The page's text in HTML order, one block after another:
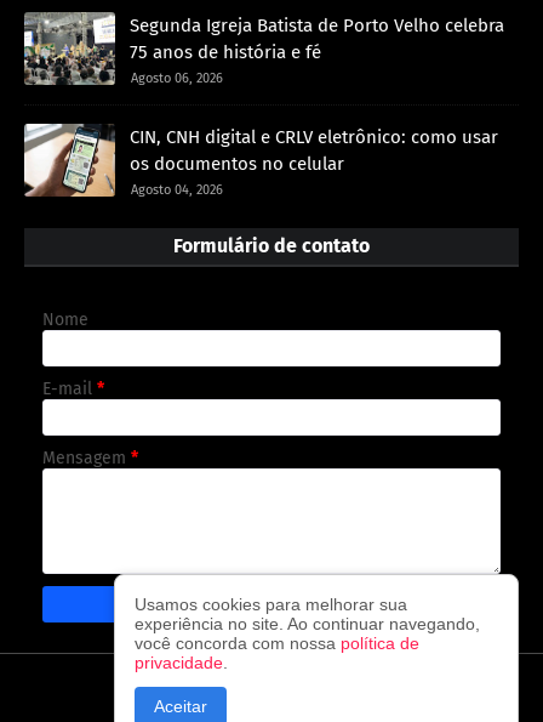
Segunda Igreja Batista de Porto Velho celebra
75 anos de história e fé
Agosto 06, 2026
CIN, CNH digital e CRLV eletrônico: como usar
os documentos no celular
Agosto 04, 2026
Formulário de contato
Nome
E-mail *
Mensagem *
CAPA CONTATO
Usamos cookies para melhorar sua
experiência no site. Ao continuar navegando,
você concorda com nossa política de
privacidade
Aceitar